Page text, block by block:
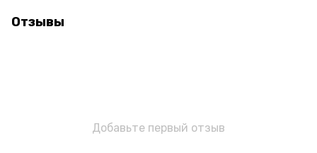
Отзывы
Добавьте первый отзыв